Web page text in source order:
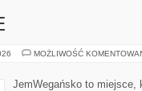
MOŻLIWOŚĆ
JemWegańsko to miejsce,